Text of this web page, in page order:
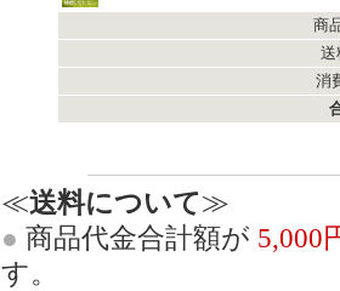
商
送
消
≪送料について≫
● 商品代金合計額が 5,000
す。